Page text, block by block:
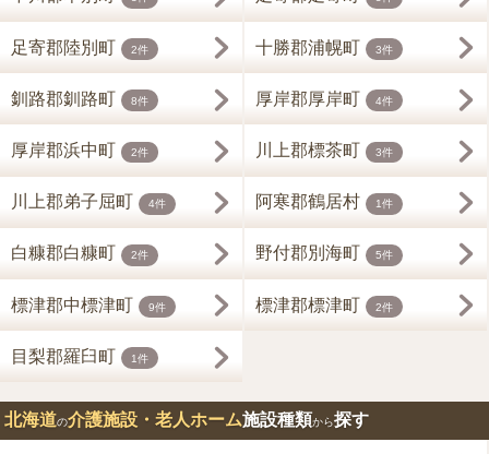
足寄郡陸別町 2件 十勝郡浦幌町 3件
釧路郡釧路町 8件 厚岸郡厚岸町 4件
厚岸郡浜中町 2件 川上郡標茶町 3件
川上郡弟子屈町 4件 阿寒郡鶴居村 1件
白糠郡白糠町 2件 野付郡別海町 5件
標津郡中標津町 9件 標津郡標津町 2件
目梨郡羅臼町 1件
北海道の介護施設・老人ホーム施設種類から探す